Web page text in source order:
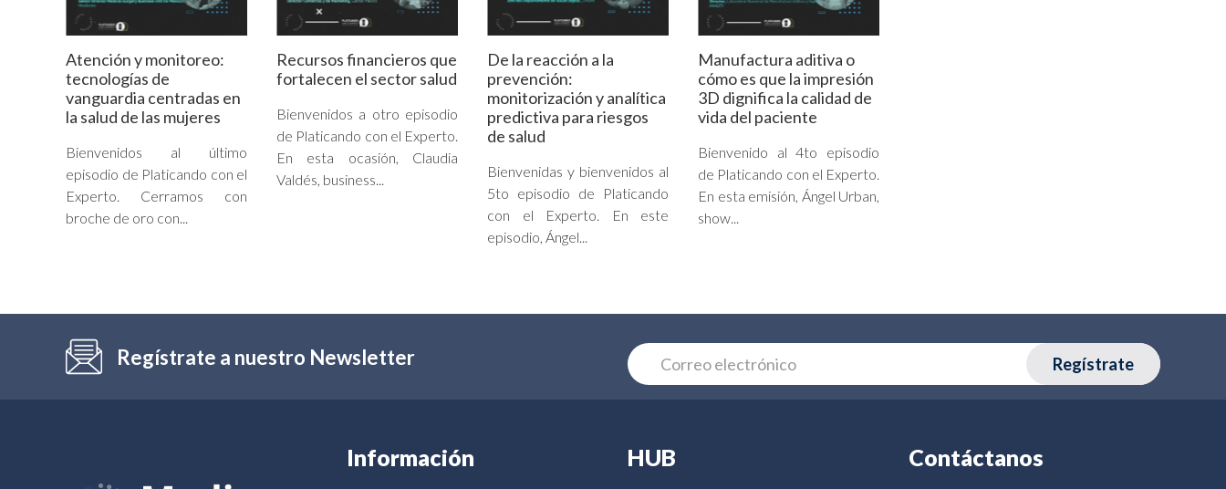
Atención y monitoreo:
tecnologías de
vanguardia centradas en
la salud de las mujeres
Bienvenidos al último
episodio de Platicando con el
Experto. Cerramos con
broche de oro con...
Recursos financieros que
fortalecen el sector salud
Bienvenidos a otro episodio
de Platicando con el Experto.
En esta ocasión, Claudia
Valdés, business...
De la reacción a la
prevención:
monitorización y analítica
predictiva para riesgos
de salud
Bienvenidas y bienvenidos al
5to episodio de Platicando
con el Experto. En este
episodio, Ángel...
Manufactura aditiva o
cómo es que la impresión
3D dignifica la calidad de
vida del paciente
Bienvenido al 4to episodio
de Platicando con el Experto.
En esta emisión, Ángel Urban,
show...
Regístrate a nuestro Newsletter Regístrate
Información HUB Contáctanos